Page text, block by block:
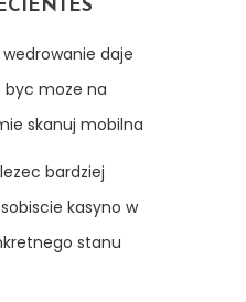
daje
byc moze na
skanuj mobilna
bardziej
kasyno w
stanu